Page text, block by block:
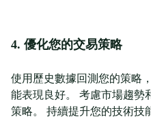
4. 優化您的交易策略
使用歷史數據回測您的策略
能表現良好。 考慮市場趨勢
策略。 持續提升您的技術技